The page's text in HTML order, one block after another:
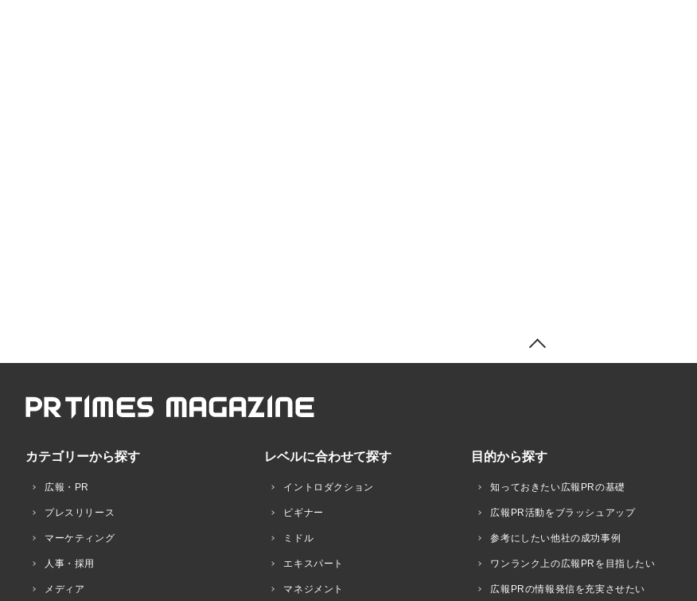
カテゴリーから探す
広報・PR
プレスリリース
マーケティング
人事・採用
メディア
レベルに合わせて探す
イントロダクション
ビギナー
ミドル
エキスパート
マネジメント
目的から探す
知っておきたい広報PRの基礎
広報PR活動をブラッシュアップ
参考にしたい他社の成功事例
ワンランク上の広報PRを目指したい
広報PRの情報発信を充実させたい